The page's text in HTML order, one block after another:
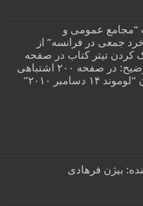
“مجامع عمومی و
جمعی در فرانسه” از
کردن تیتر کتاب در صفحه
ای که باز می شود. توضیح: در صفحه ۲۰۰ اشتباهی
در رفرانس ۳۴ موجود است که صحیح آن “لوموند ۱۴ دسامبر ۲۰۱۰”
بیژن فرهادی